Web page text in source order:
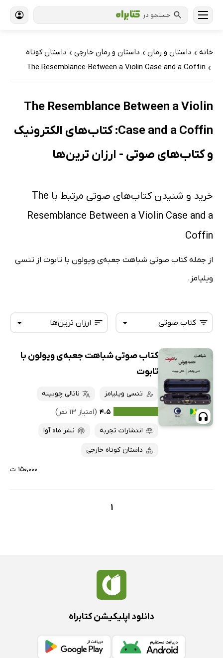
جستجو در
خانه › داستان و رمان › داستان و رمان خارجی › داستان کوتاه
›
The Resemblance Between a Violin Case and a Coffin
The Resemblance Between a Violin
Case and a Coffin: کتاب‌های الکترونیک
و کتاب‌های صوتی - ارزان ترین‌ها
خرید و شنیدن کتاب‌های صوتی مرتبط با The
Resemblance Between a Violin Case and a
Coffin
از جمله کتاب صوتی شباهت جعبه‌ی ویولون با تابوت از تنسی
ویلیامز.
ارزان ترین‌ها
تازه‌ها
پرفروش‌ها
پربحث‌ها
ارزان ترین‌ها
کتاب صوتی
همه کتاب‌ها
کتاب‌های صوتی
کتاب‌های متنی
کتاب صوتی شباهت جعبه‌ی ویولون با
تابوت
تنسی ویلیامز
ناتالی چوبینه
۴.۵ (امتیاز ۱۳ نفر)
انتشارات تجربه
نشر ماه آوا
داستان کوتاه خارجی
۱۵۰,۰۰۰ ت
1
دانلود اپلیکیشن کتابراه